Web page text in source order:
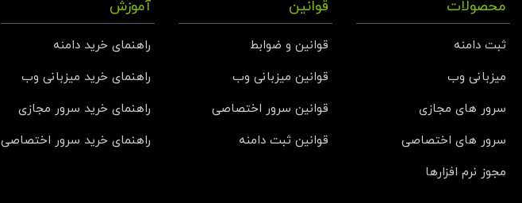
محصولات
ثبت دامنه
میزبانی وب
سرور های مجازی
سرور های اختصاصی
مجوز نرم افزارها
قوانین
قوانین و ضوابط
قوانین میزبانی وب
قوانین سرور اختصاصی
قوانین ثبت دامنه
آموزش
راهنمای خرید دامنه
راهنمای خرید میزبانی وب
راهنمای خرید سرور مجازی
راهنمای خرید سرور اختصاصی